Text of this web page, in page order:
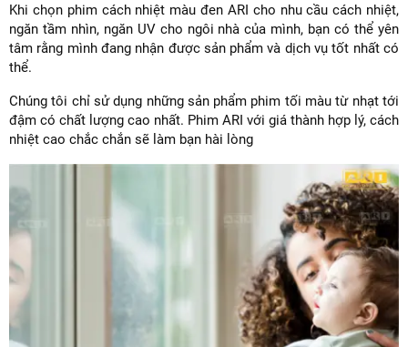
Khi chọn phim cách nhiệt màu đen ARI cho nhu cầu cách nhiệt,
ngăn tầm nhìn, ngăn UV cho ngôi nhà của mình, bạn có thể yên
tâm rằng mình đang nhận được sản phẩm và dịch vụ tốt nhất có
thể.
Chúng tôi chỉ sử dụng những sản phẩm phim tối màu từ nhạt tới
đậm có chất lượng cao nhất. Phim ARI với giá thành hợp lý, cách
nhiệt cao chắc chắn sẽ làm bạn hài lòng